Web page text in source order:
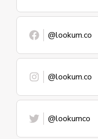
@lookum.co
@lookum.co
@lookumco